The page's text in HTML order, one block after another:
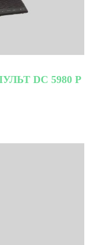
DC 5980 P